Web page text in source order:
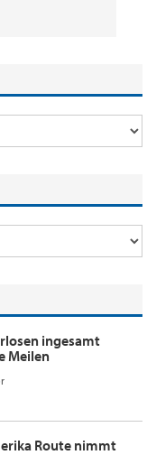
ingesamt
Meilen
Route nimmt